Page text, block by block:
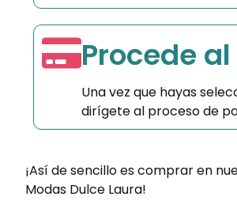
Procede
Una vez que hayas
dirígete al proceso de
¡Así de sencillo es comprar en
Modas Dulce Laura!